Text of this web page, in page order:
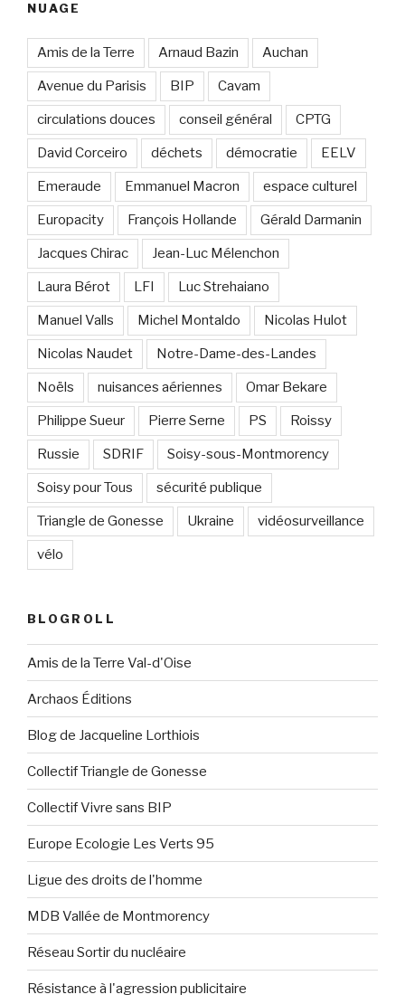
NUAGE
Amis de la Terre Arnaud Bazin Auchan
Avenue du Parisis BIP Cavam
circulations douces conseil général CPTG
David Corceiro déchets démocratie EELV
Emeraude Emmanuel Macron espace culturel
Europacity François Hollande Gérald Darmanin
Jacques Chirac Jean-Luc Mélenchon
Laura Bérot LFI Luc Strehaiano
Manuel Valls Michel Montaldo Nicolas Hulot
Nicolas Naudet Notre-Dame-des-Landes
Noëls nuisances aériennes Omar Bekare
Philippe Sueur Pierre Serne PS Roissy
Russie SDRIF Soisy-sous-Montmorency
Soisy pour Tous sécurité publique
Triangle de Gonesse Ukraine vidéosurveillance
vélo
BLOGROLL
Amis de la Terre Val-d'Oise
Archaos Éditions
Blog de Jacqueline Lorthiois
Collectif Triangle de Gonesse
Collectif Vivre sans BIP
Europe Ecologie Les Verts 95
Ligue des droits de l'homme
MDB Vallée de Montmorency
Réseau Sortir du nucléaire
Résistance à l'agression publicitaire